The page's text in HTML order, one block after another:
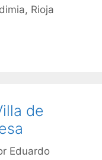
, Rioja
de
Eduardo